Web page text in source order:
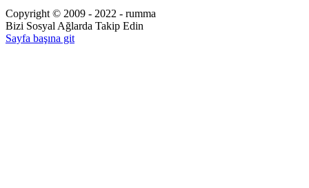
Copyright © 2009 - 2022 - rumma
Bizi Sosyal Ağlarda Takip Edin
Sayfa başına git